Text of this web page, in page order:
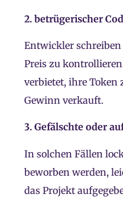
2. betrügerischer
Entwickler schreiben
Preis zu
verbietet, ihre
Gewinn verkauft.
3. Gefälschte oder
In solchen Fällen
beworben werden,
das Projekt